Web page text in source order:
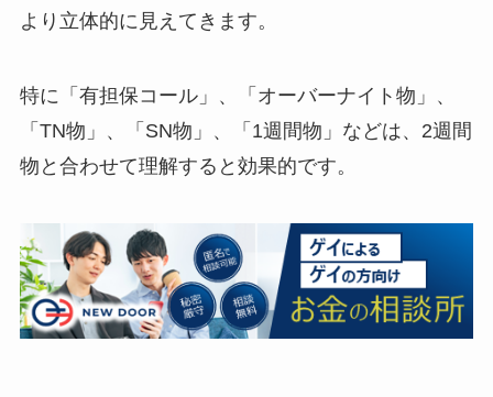
より立体的に見えてきます。
特に「有担保コール」、「オーバーナイト物」、
「TN物」、「SN物」、「1週間物」などは、2週間
物と合わせて理解すると効果的です。